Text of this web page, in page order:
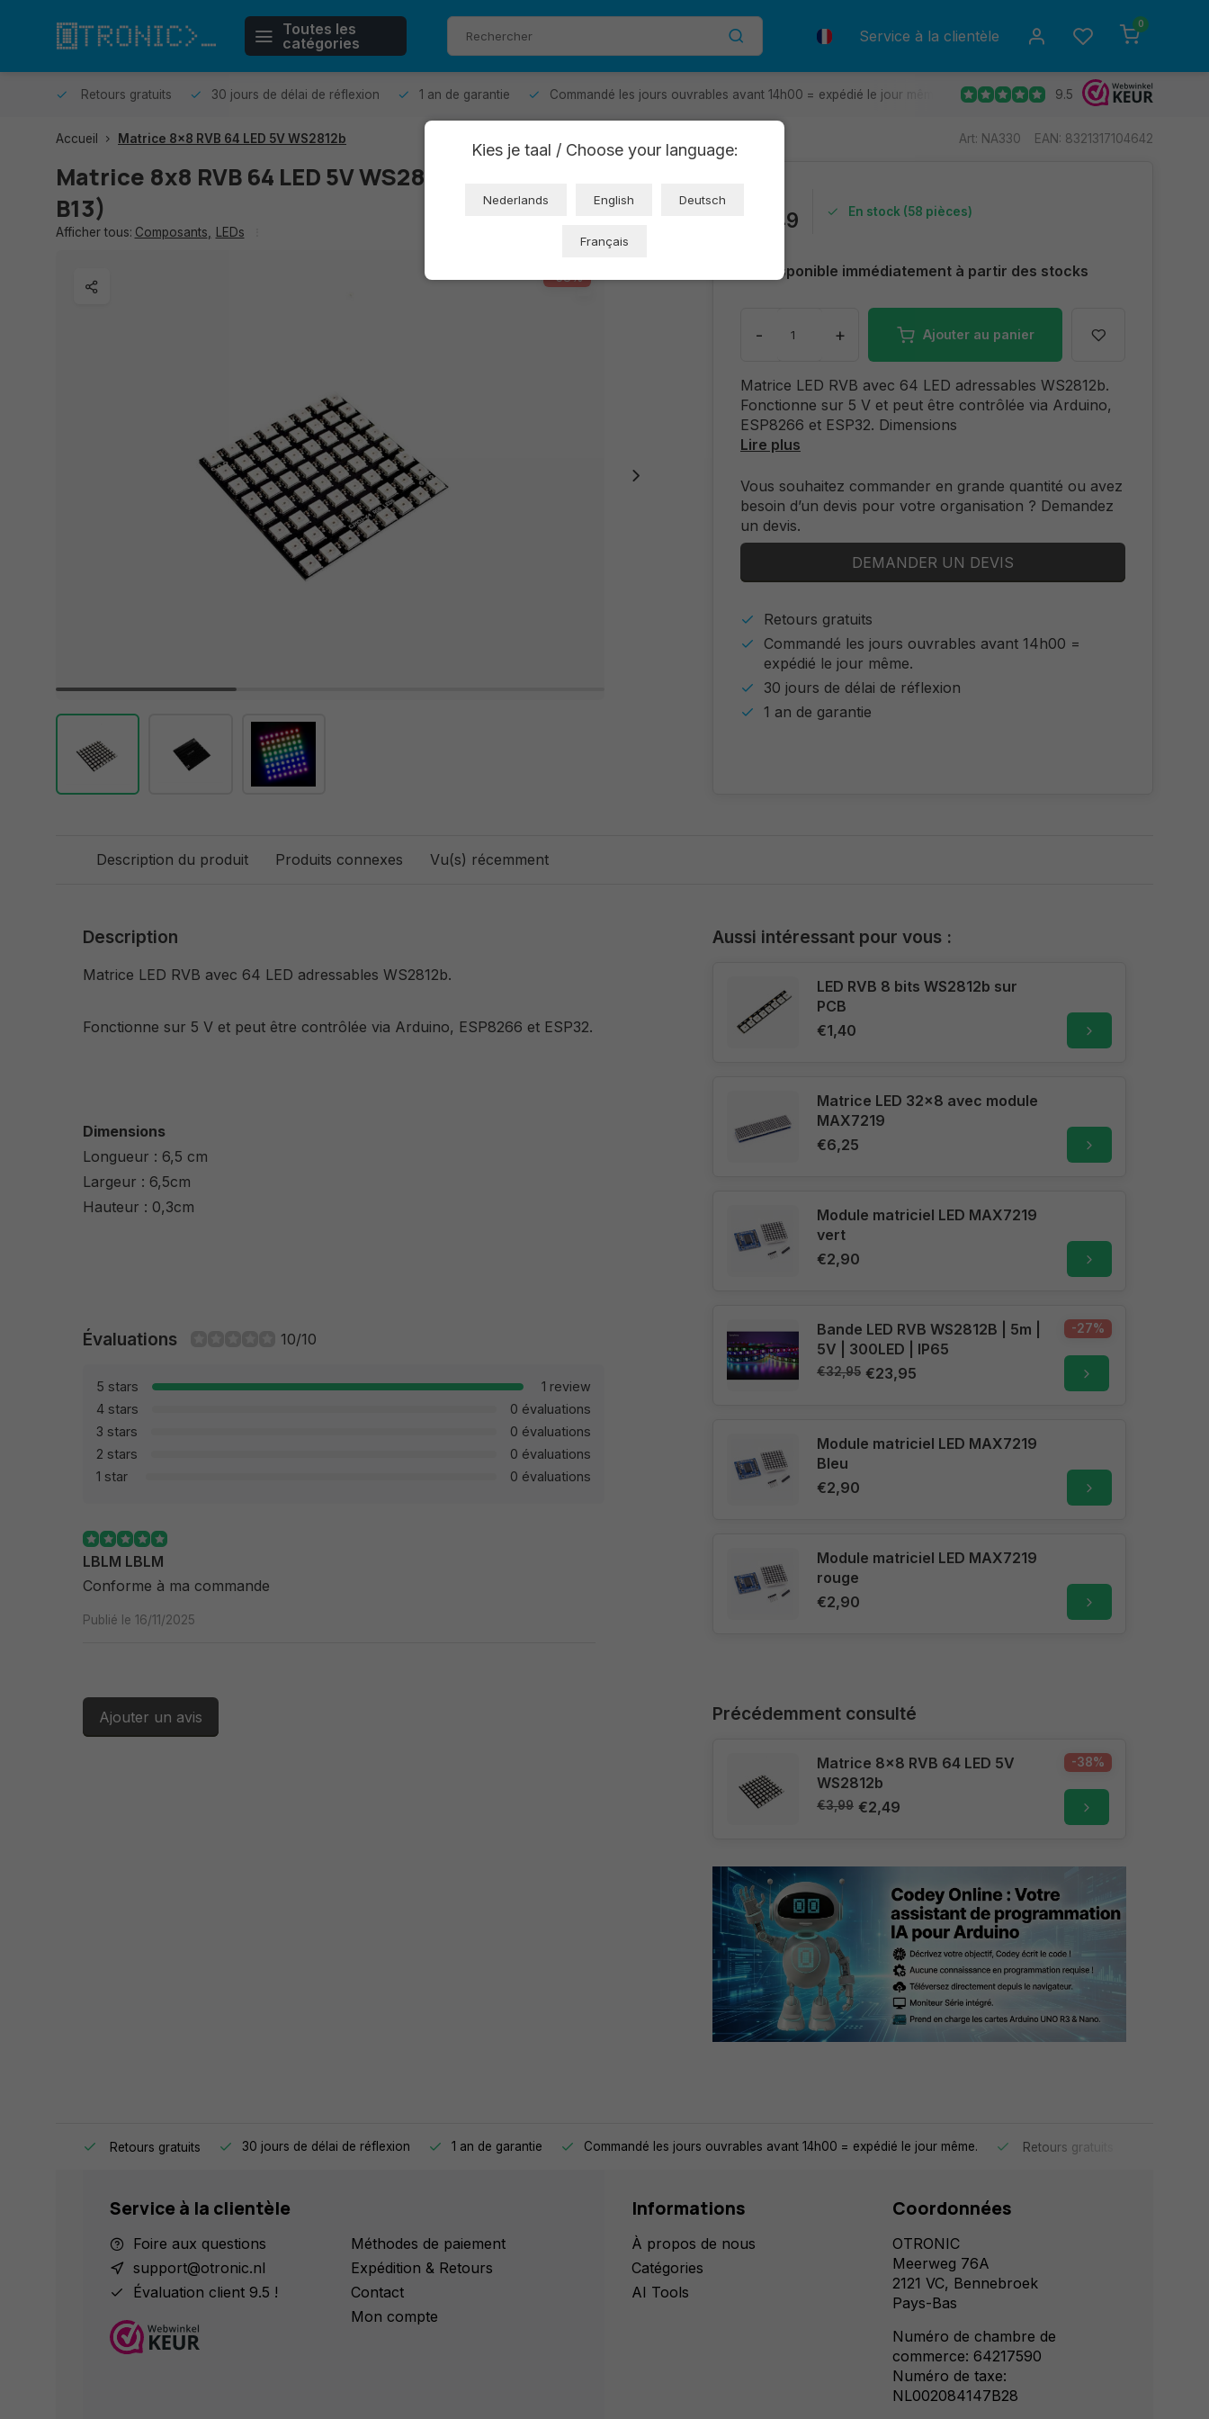
Toutes les
catégories
Service à la clientèle
0
Retours gratuits 30 jours de délai de réflexion 1 an de garantie Commandé les jours ouvrables avant 14h00 = expédié le jour même. Retours gratuits 30 jours de
9.5
Accueil Matrice 8x8 RVB 64 LED 5V WS2812b Art: NA330 EAN: 8321317104642
Matrice 8x8 RVB 64 LED 5V WS2812b (OT2371-
B13)
Afficher tous: Composants LEDs
-38%
€2,49 En stock (58 pièces)
Disponible immédiatement à partir des stocks
- + Ajouter au panier
Matrice LED RVB avec 64 LED adressables WS2812b.
Fonctionne sur 5 V et peut être contrôlée via Arduino,
ESP8266 et ESP32. Dimensions
Lire plus
Vous souhaitez commander en grande quantité ou avez
besoin d’un devis pour votre organisation ? Demandez
un devis.
DEMANDER UN DEVIS
Retours gratuits
Commandé les jours ouvrables avant 14h00 =
expédié le jour même.
30 jours de délai de réflexion
1 an de garantie
Description du produit Produits connexes Vu(s) récemment
Description
Matrice LED RVB avec 64 LED adressables WS2812b.
Fonctionne sur 5 V et peut être contrôlée via Arduino, ESP8266 et ESP32.
Dimensions
Longueur : 6,5 cm
Largeur : 6,5cm
Hauteur : 0,3cm
Évaluations 10/10
5 stars
1 review
4 stars
0 évaluations
3 stars
0 évaluations
2 stars
0 évaluations
1 star
0 évaluations
LBLM LBLM
Conforme à ma commande
Publié le 16/11/2025
Ajouter un avis
Aussi intéressant pour vous :
LED RVB 8 bits WS2812b sur
PCB
€1,40
Matrice LED 32x8 avec module
MAX7219
€6,25
Module matriciel LED MAX7219
vert
€2,90
Bande LED RVB WS2812B | 5m |
5V | 300LED | IP65
€32,95 €23,95
-27%
Module matriciel LED MAX7219
Bleu
€2,90
Module matriciel LED MAX7219
rouge
€2,90
Précédemment consulté
Matrice 8x8 RVB 64 LED 5V
WS2812b
€3,99 €2,49
-38%
Kies je taal / Choose your language:
Nederlands English Deutsch
Français
Retours gratuits 30 jours de délai de réflexion 1 an de garantie Commandé les jours ouvrables avant 14h00 = expédié le jour même. Retours gratuits
Service à la clientèle
Foire aux questions
support@otronic.nl
Évaluation client 9.5 !
Méthodes de paiement
Expédition & Retours
Contact
Mon compte
Informations
À propos de nous
Catégories
AI Tools
Coordonnées
OTRONIC
Meerweg 76A
2121 VC, Bennebroek
Pays-Bas
Numéro de chambre de
commerce: 64217590
Numéro de taxe:
NL002084147B28